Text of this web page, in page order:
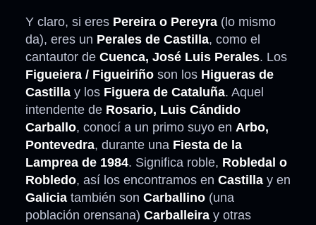
Y claro, si eres Pereira o Pereyra (lo mismo
da), eres un Perales de Castilla, como el
cantautor de Cuenca, José Luis Perales. Los
Figueiera / Figueiriño son los Higueras de
Castilla y los Figuera de Cataluña. Aquel
intendente de Rosario, Luis Cándido
Carballo, conocí a un primo suyo en Arbo,
Pontevedra, durante una Fiesta de la
Lamprea de 1984. Significa roble, Robledal o
Robledo, así los encontramos en Castilla y en
Galicia también son Carballino (una
población orensana) Carballeira y otras